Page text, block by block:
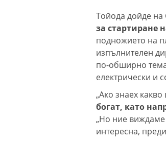
Тойода дойде на
за стартиране
подножието на
изпълнителен
по-обширно
електрически и
„Ако знаех
богат, като
„Но ние виждаме
интересна,